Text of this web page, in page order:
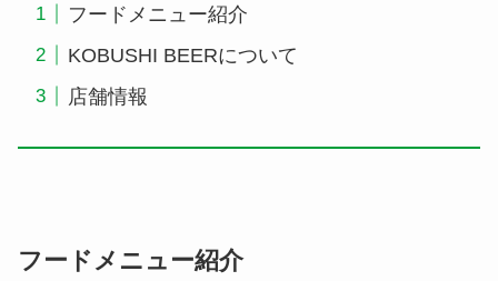
フードメニュー紹介
KOBUSHI BEERについて
店舗情報
フードメニュー紹介